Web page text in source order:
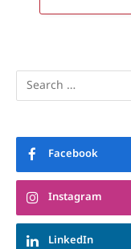
Facebook
Instagram
LinkedIn